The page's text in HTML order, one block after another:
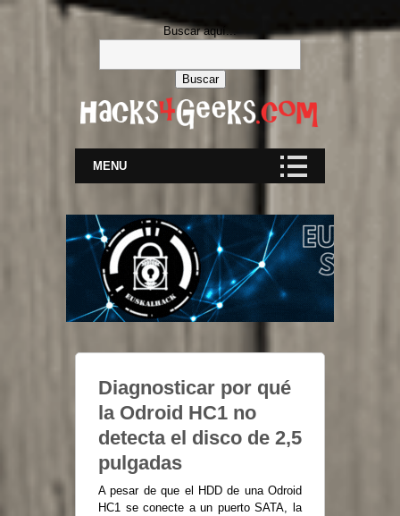
Buscar aquí...
MENU
Diagnosticar por qué
la Odroid HC1 no
detecta el disco de 2,5
pulgadas
A pesar de que el HDD de una Odroid
HC1 se conecte a un puerto SATA, la